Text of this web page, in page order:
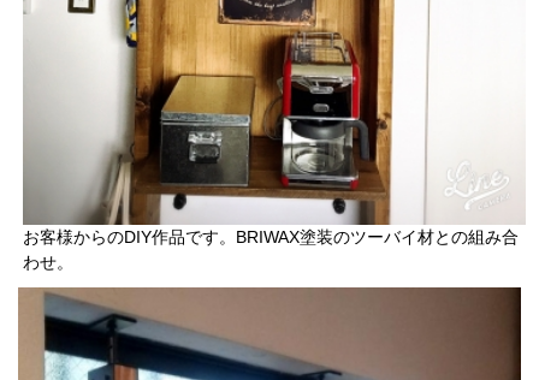
お客様からのDIY作品です。BRIWAX塗装のツーバイ材との組み合
わせ。